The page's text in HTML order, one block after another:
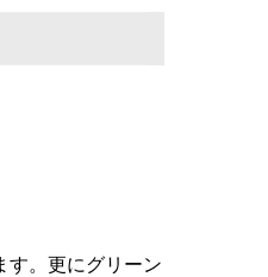
す。更にグリーン